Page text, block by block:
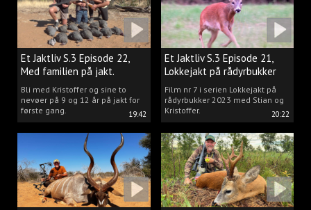
19:42
Et Jaktliv S.3 Episode 22,
Med familien på jakt.
Bli med Kristoffer og sine to
nevøer på 9 og 12 år på jakt for
første gang.
20:22
Et Jaktliv S.3 Episode 21,
Lokkejakt på rådyrbukker
med Stian og Kristoffer
Film nr 7 i serien Lokkejakt på
rådyrbukker 2023 med Stian og
Kristoffer.